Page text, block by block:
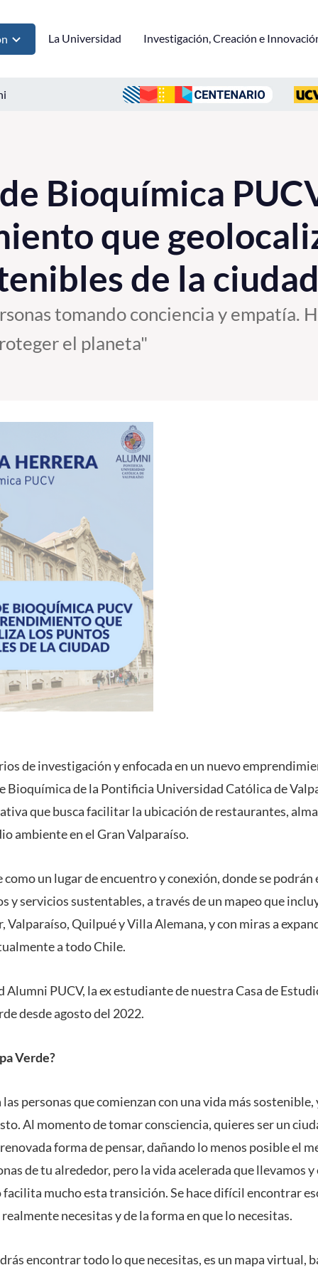
La Universidad Investigación, Creación e
Bioquímica
que
de la
tomando conciencia y empatía.
el planeta"
de investigación y enfocada en un nuevo
Bioquímica de la Pontificia Universidad Católica de
que busca facilitar la ubicación de restaurantes,
ambiente en el Gran Valparaíso.
como un lugar de encuentro y conexión, donde se
y servicios sustentables, a través de un mapeo que
Valparaíso, Quilpué y Villa Alemana, y con miras a
a todo Chile.
Alumni PUCV, la ex estudiante de nuestra Casa de
desde agosto del 2022.
Verde?
personas que comienzan con una vida más
Al momento de tomar consciencia, quieres ser un
forma de pensar, dañando lo menos posible el
de tu alrededor, pero la vida acelerada que llevamos
facilita mucho esta transición. Se hace difícil encontrar
necesitas y de la forma en que lo necesitas.
encontrar todo lo que necesitas, es un mapa virtual,